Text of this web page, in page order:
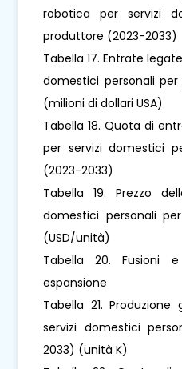
robotica per servizi
produttore (2023-2033)
Tabella 17. Entrate
domestici personali
(milioni di dollari USA)
Tabella 18. Quota di
per servizi domestici
(2023-2033)
Tabella 19. Prezzo
domestici personali
(USD/unità)
Tabella 20. Fusioni
espansione
Tabella 21.
servizi domestici
2033) (unità K)